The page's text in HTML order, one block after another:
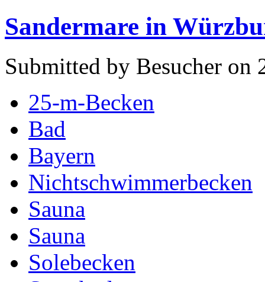
Sandermare in
Submitted by Besucher on
25-m-Becken
Bad
Bayern
Nichtschwimmerbecken
Sauna
Sauna
Solebecken